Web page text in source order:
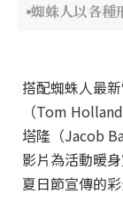
蜘蛛人以各種
搭配蜘蛛人最
（Tom
塔隆（Jacob
影片為活動暖
夏日節宣傳的彩